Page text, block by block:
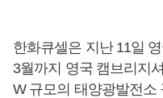
한화큐셀은 지난 11일
3월까지 영국 캠브리지
W 규모의 태양광발전소